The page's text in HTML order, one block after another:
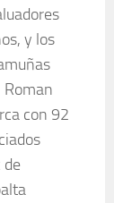
y los
con 92
de